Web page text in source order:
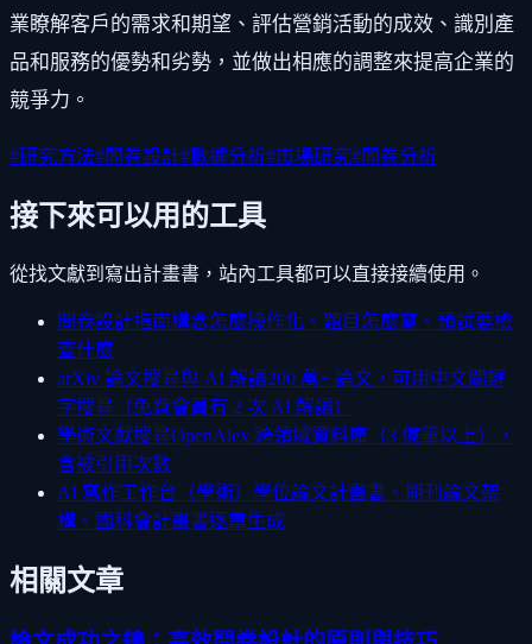
業瞭解客戶的需求和期望、評估營銷活動的成效、識別產
品和服務的優勢和劣勢，並做出相應的調整來提高企業的
競爭力。
#研究方法#問卷設計#數據分析#市場研究#問卷分析
接下來可以用的工具
從找文獻到寫出計畫書，站內工具都可以直接接續使用。
問卷設計指南構念怎麼操作化、題目怎麼寫、預試要檢
查什麼
arXiv 論文搜尋與 AI 解讀200 萬+ 論文，可用中文關鍵
字搜尋（免費會員有 2 次 AI 解讀）
學術文獻搜尋OpenAlex 跨領域資料庫（3 億筆以上），
含被引用次數
AI 寫作工作台（學術） 學位論文計畫書、期刊論文架
構、國科會計畫書逐章生成
相關文章